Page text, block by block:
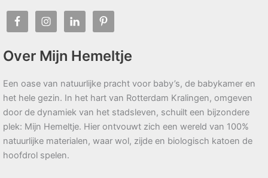
Over Mijn Hemeltje
Een oase van natuurlijke pracht voor baby’s, de babykamer en
het hele gezin. In het hart van Rotterdam Kralingen, omgeven
door de dynamiek van het stadsleven, schuilt een bijzondere
plek: Mijn Hemeltje. Hier ontvouwt zich een wereld van 100%
natuurlijke materialen, waar wol, zijde en biologisch katoen de
hoofdrol spelen.